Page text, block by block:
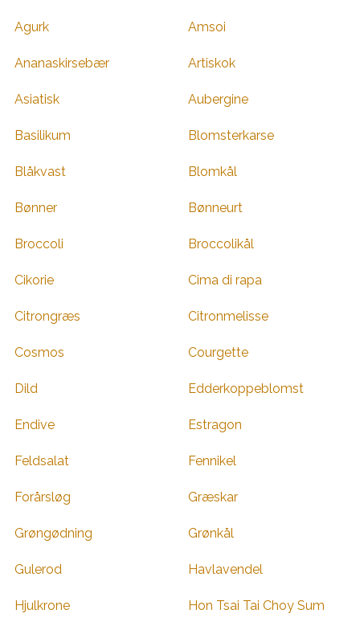
Agurk Amsoi
Ananaskirsebær Artiskok
Asiatisk Aubergine
Basilikum Blomsterkarse
Blåkvast Blomkål
Bønner Bønneurt
Broccoli Broccolikål
Cikorie Cima di rapa
Citrongræs Citronmelisse
Cosmos Courgette
Dild Edderkoppeblomst
Endive Estragon
Feldsalat Fennikel
Forårsløg Græskar
Grøngødning Grønkål
Gulerod Havlavendel
Hjulkrone Hon Tsai Tai Choy Sum